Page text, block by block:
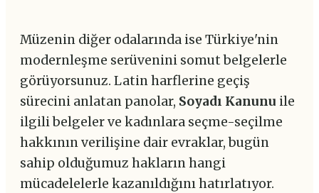
Müzenin diğer odalarında ise Türkiye'nin
modernleşme serüvenini somut belgelerle
görüyorsunuz. Latin harflerine geçiş
sürecini anlatan panolar, Soyadı Kanunu ile
ilgili belgeler ve kadınlara seçme-seçilme
hakkının verilişine dair evraklar, bugün
sahip olduğumuz hakların hangi
mücadelelerle kazanıldığını hatırlatıyor.